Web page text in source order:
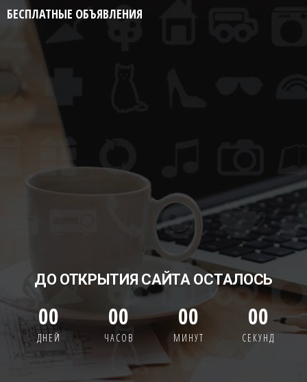
БЕСПЛАТНЫЕ ОБЪЯВЛЕНИЯ
ДО ОТКРЫТИЯ САЙТА ОСТАЛОСЬ
00
ДНЕЙ
00
ЧАСОВ
00
МИНУТ
00
СЕКУНД